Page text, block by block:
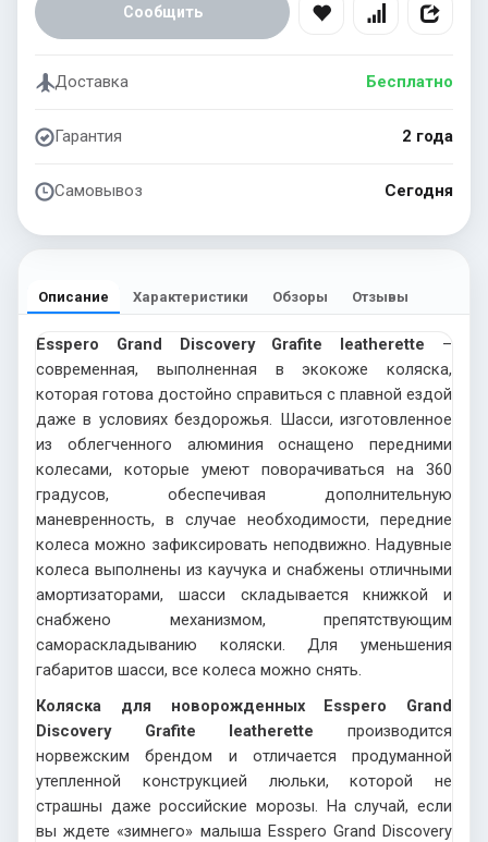
Сообщить
Доставка Бесплатно
Гарантия 2 года
Самовывоз Сегодня
Описание Характеристики Обзоры Отзывы
Esspero Grand Discovery Grafite leatherette –
современная, выполненная в экокоже коляска,
которая готова достойно справиться с плавной ездой
даже в условиях бездорожья. Шасси, изготовленное
из облегченного алюминия оснащено передними
колесами, которые умеют поворачиваться на 360
градусов, обеспечивая дополнительную
маневренность, в случае необходимости, передние
колеса можно зафиксировать неподвижно. Надувные
колеса выполнены из каучука и снабжены отличными
амортизаторами, шасси складывается книжкой и
снабжено механизмом, препятствующим
самораскладыванию коляски. Для уменьшения
габаритов шасси, все колеса можно снять.
Коляска для новорожденных Esspero Grand
Discovery Grafite leatherette производится
норвежским брендом и отличается продуманной
утепленной конструкцией люльки, которой не
страшны даже российские морозы. На случай, если
вы ждете «зимнего» малыша Esspero Grand Discovery